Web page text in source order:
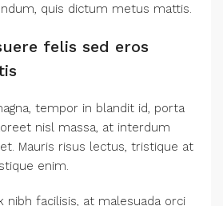
quis dictum metus mattis.
felis sed eros
tempor in blandit id, porta
nisl massa, at interdum
Mauris risus lectus, tristique at
enim.
nibh facilisis, at malesuada orci